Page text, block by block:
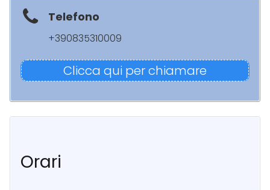
Telefono
+390835310009
Clicca qui per chiamare
Orari